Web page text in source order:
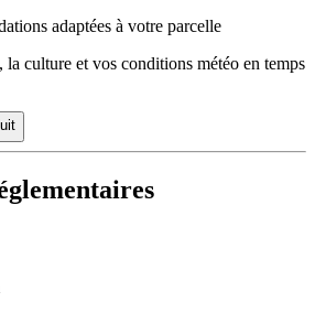
adaptées à votre parcelle
culture et vos conditions météo en temps